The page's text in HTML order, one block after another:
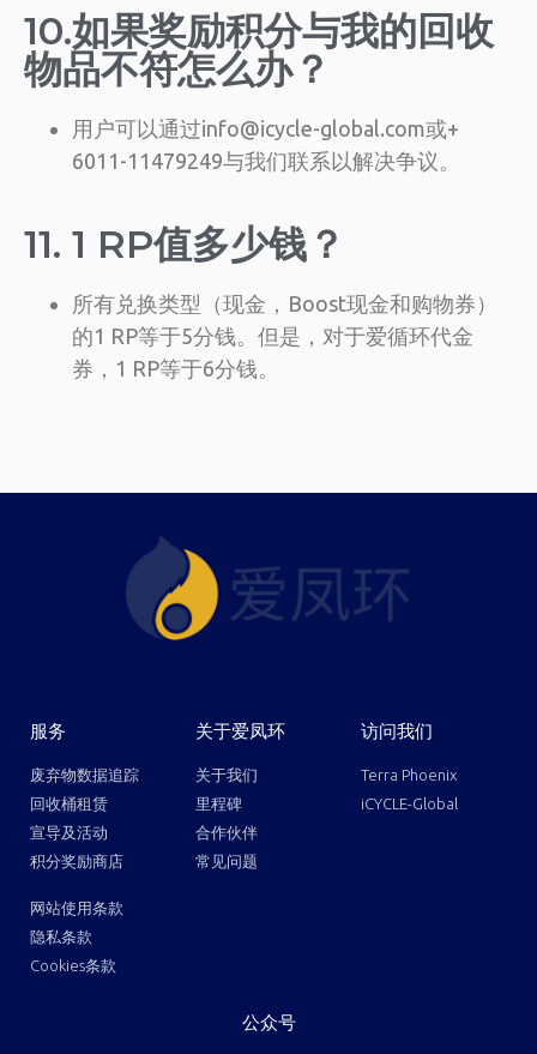
10.如果奖励积分与我的回收
物品不符怎么办？
用户可以通过info@icycle-global.com或+
6011-11479249与我们联系以解决争议。
11. 1 RP值多少钱？
所有兑换类型（现金，Boost现金和购物券）
的1 RP等于5分钱。但是，对于爱循环代金
券，1 RP等于6分钱。
服务
废弃物数据追踪
回收桶租赁
宣导及活动
积分奖励商店
关于爱凤环
关于我们
里程碑
合作伙伴
常见问题
访问我们
Terra Phoenix
iCYCLE-Global
网站使用条款
隐私条款
Cookies条款
公众号